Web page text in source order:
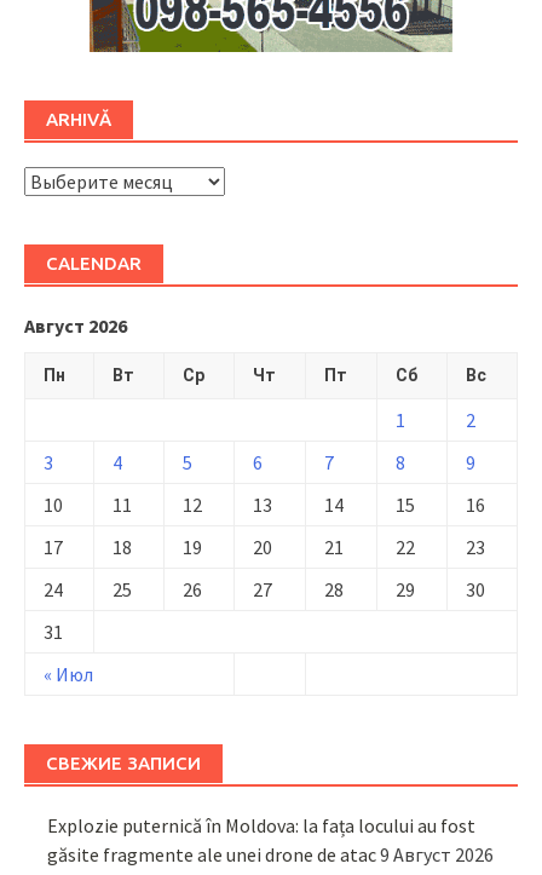
ARHIVĂ
ARHIVĂ
CALENDAR
Август 2026
Пн Вт Ср Чт Пт Сб Вс
« Июл
1
2
3
4 5 6 7 8
9
10
11 12 13 14 15
16
17
18 19 20 21 22
23
24
25 26 27 28 29
30
31
СВЕЖИЕ ЗАПИСИ
Explozie puternică în Moldova: la fața locului au fost
găsite fragmente ale unei drone de atac9 Август 2026